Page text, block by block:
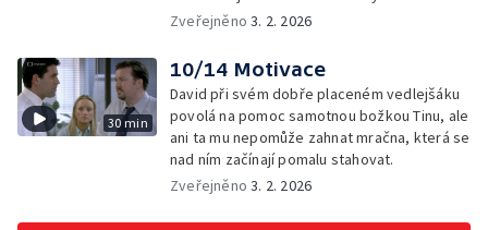
nakonec nebolely kolena.
Zveřejněno3. 2. 2026
30 min
10/14 Motivace
David při svém dobře placeném vedlejšáku
povolá na pomoc samotnou božkou Tinu, ale
ani ta mu nepomůže zahnat mračna, která se
nad ním začínají pomalu stahovat.
Zveřejněno3. 2. 2026